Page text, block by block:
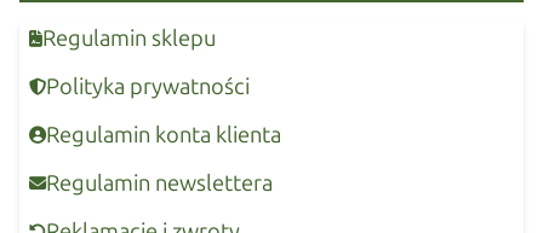
Regulamin sklepu
Polityka prywatności
Regulamin konta klienta
Regulamin newslettera